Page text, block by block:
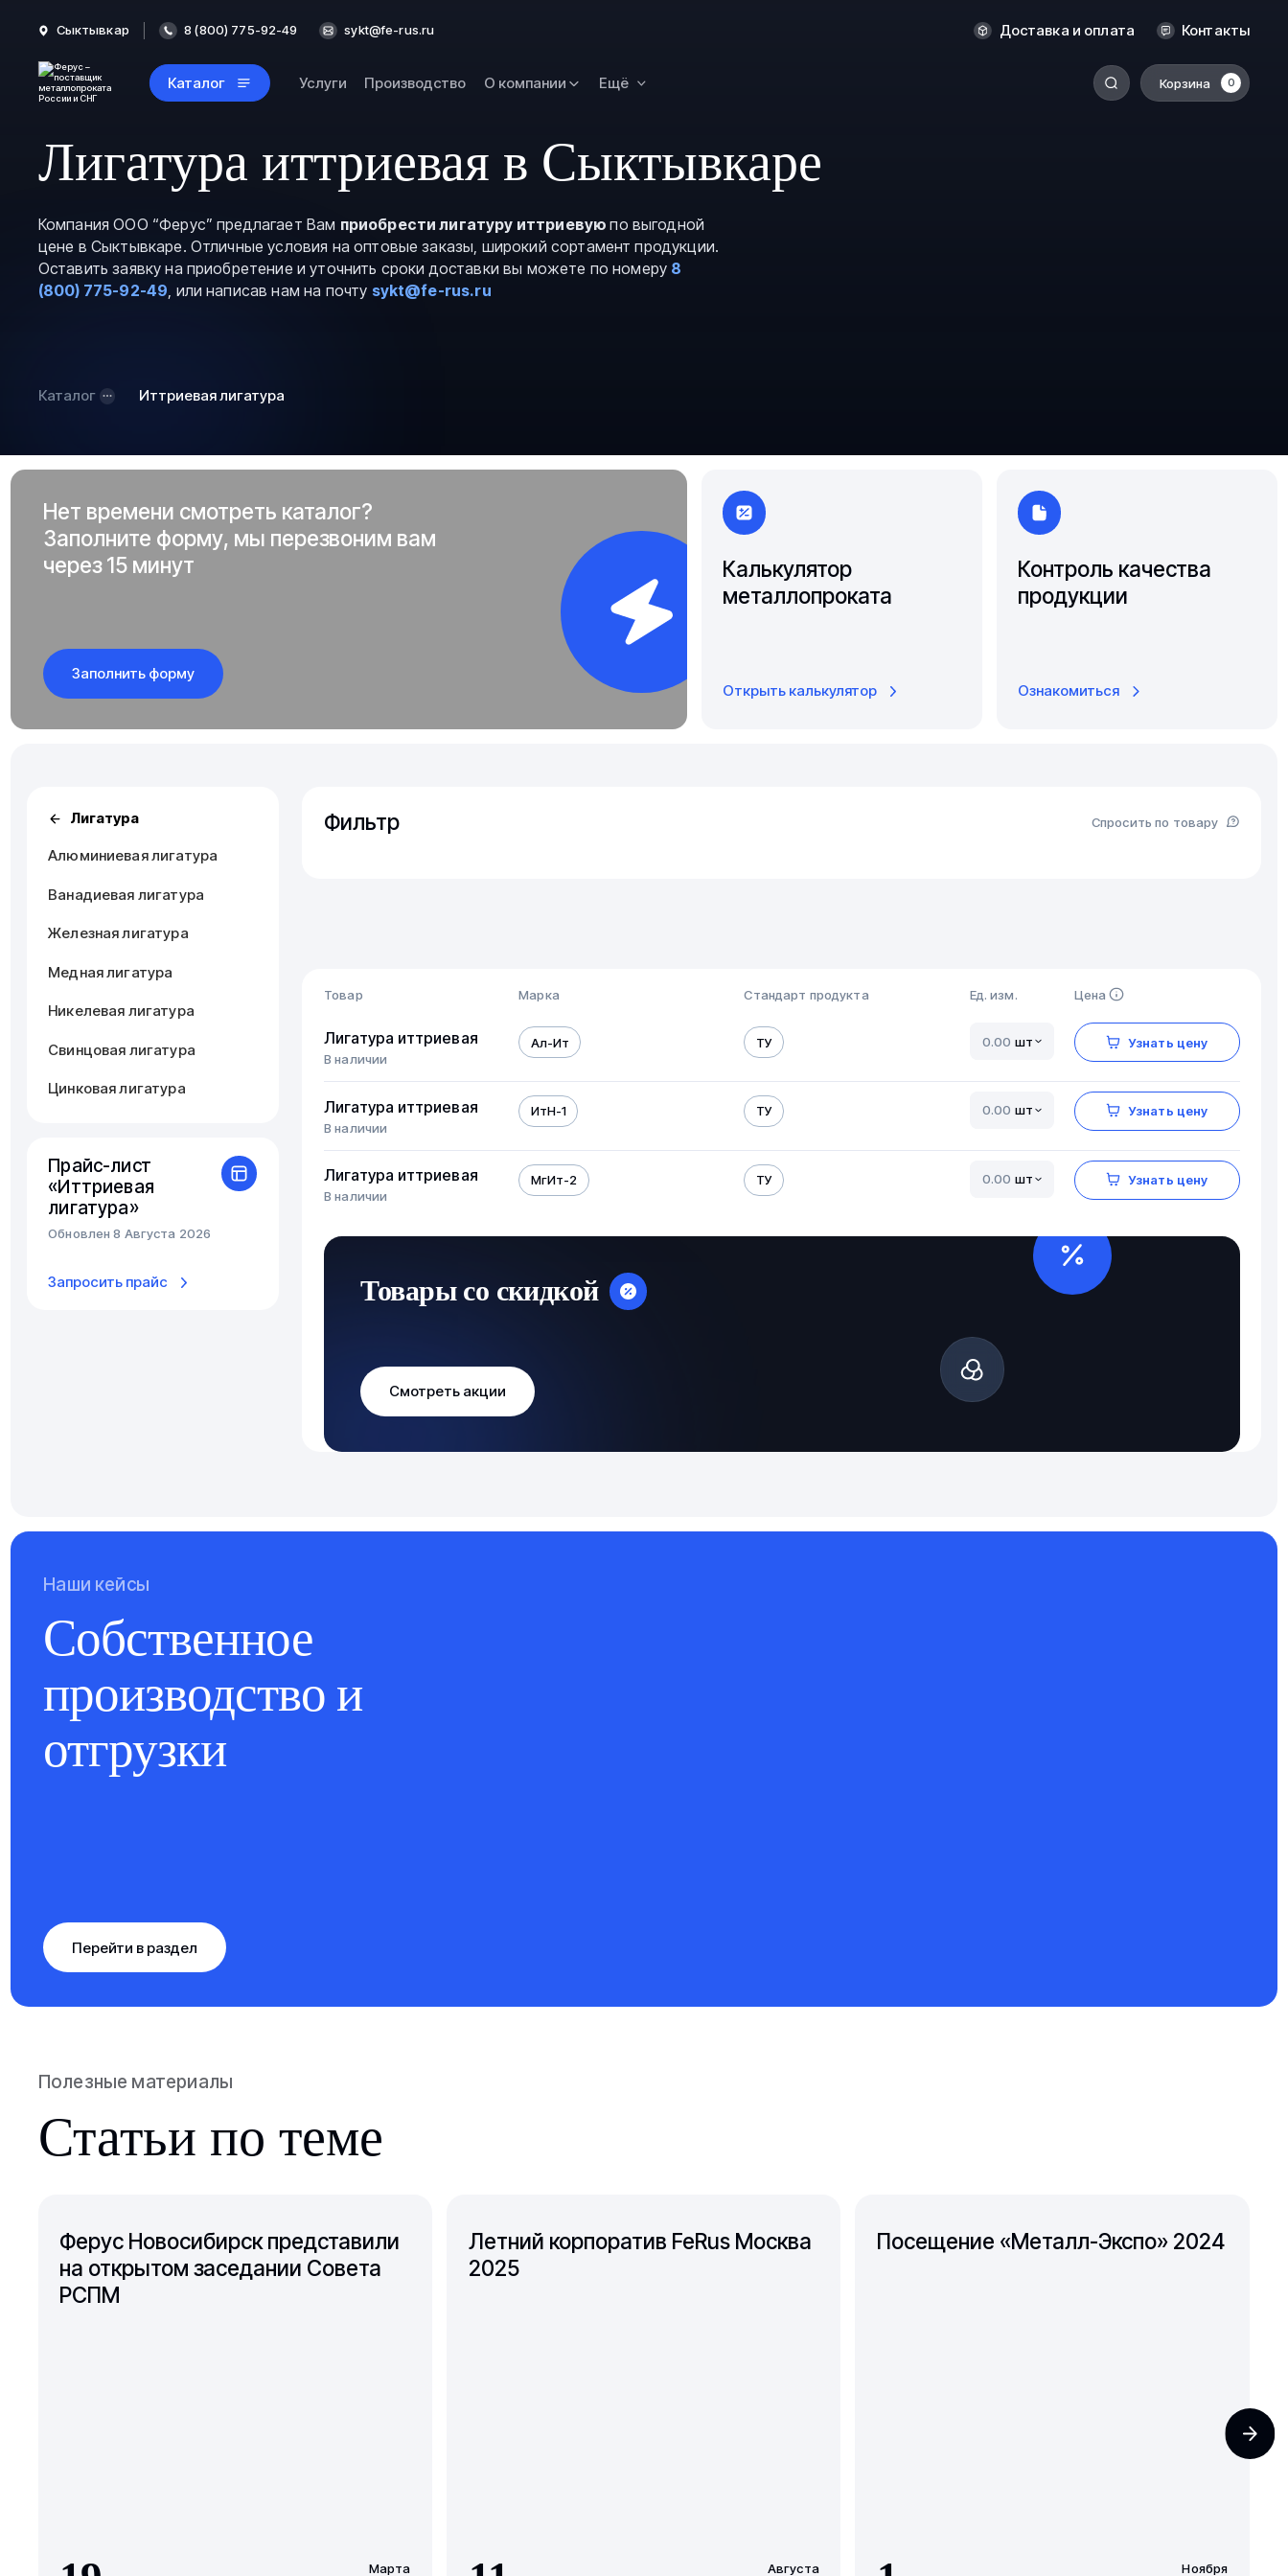
Сыктывкар 8 (800) 775-92-49 sykt@fe-rus.ru Доставка и оплата Контакты
Каталог Услуги Производство О компании Ещё Корзина 0
Оренбург
Пермь
Ростов-на-Дону
Рязань
Самара
Лигатура иттриевая в Сыктывкаре
Компания ООО “Ферус” предлагает Вам приобрести лигатуру иттриевуюпо выгодной
цене в Сыктывкаре. Отличные условия на оптовые заказы, широкий сортамент продукции.
Оставить заявку на приобретение и уточнить сроки доставки вы можете по номеру 8
(800) 775-92-49, или написав нам на почту sykt@fe-rus.ru
Каталог Иттриевая лигатура
Нет времени смотреть каталог?
Заполните форму, мы перезвоним вам
через 15 минут
Заполнить форму
Калькулятор
металлопроката
Открыть калькулятор
Контроль качества
продукции
Ознакомиться
Лигатура
Алюминиевая лигатура
Ванадиевая лигатура
Железная лигатура
Медная лигатура
Никелевая лигатура
Свинцовая лигатура
Цинковая лигатура
Прайс-лист
«Иттриевая
лигатура»
Обновлен 8 Августа 2026
Запросить прайс
Фильтр Спросить по товару
Товар Марка Стандарт продукта Ед. изм. Цена
Лигатура иттриевая
В наличии
Ал-Ит ТУ шт Узнать цену
Лигатура иттриевая
В наличии
ИтН-1 ТУ шт Узнать цену
Лигатура иттриевая
В наличии
МгИт-2 ТУ шт Узнать цену
Товары со скидкой
Смотреть акции
Наши кейсы
Собственное
производство и
отгрузки
Перейти в раздел
Полезные материалы
Статьи по теме
Ферус Новосибирск представили
на открытом заседании Совета
РСПМ
Марта
Летний корпоратив FeRus Москва
2025
Августа
Посещение «Металл-Экспо» 2024
Ноября